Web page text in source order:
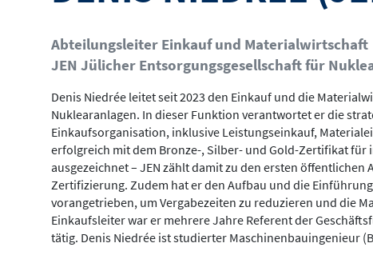
Abteilungsleiter Einkauf und Materialwirtschaft
JEN Jülicher Entsorgungsgesellschaft für
Denis Niedrée leitet seit 2023 den Einkauf und die
Nuklearanlagen. In dieser Funktion verantwortet er die
Einkaufsorganisation, inklusive Leistungseinkauf,
erfolgreich mit dem Bronze-, Silber- und Gold-Zertifikat für
ausgezeichnet – JEN zählt damit zu den ersten
Zertifizierung. Zudem hat er den Aufbau und die
vorangetrieben, um Vergabezeiten zu reduzieren und die
Einkaufsleiter war er mehrere Jahre Referent der
tätig. Denis Niedrée ist studierter Maschinenbauingenieur